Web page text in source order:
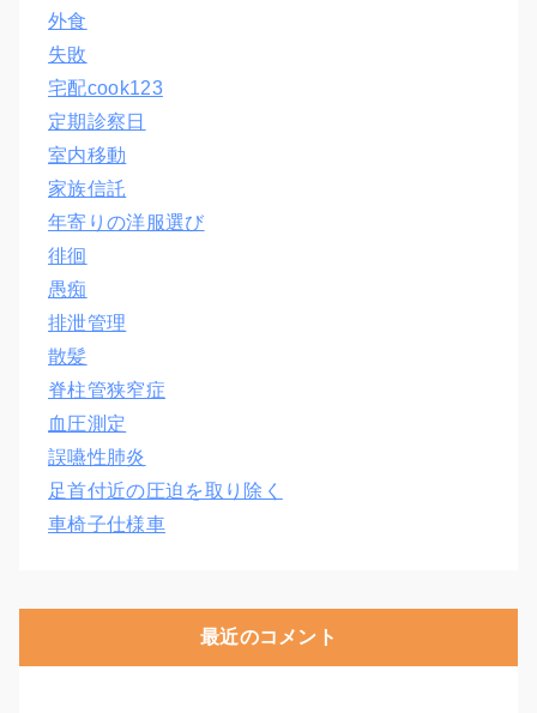
外食
失敗
宅配cook123
定期診察日
室内移動
家族信託
年寄りの洋服選び
徘徊
愚痴
排泄管理
散髪
脊柱管狭窄症
血圧測定
誤嚥性肺炎
足首付近の圧迫を取り除く
車椅子仕様車
最近のコメント